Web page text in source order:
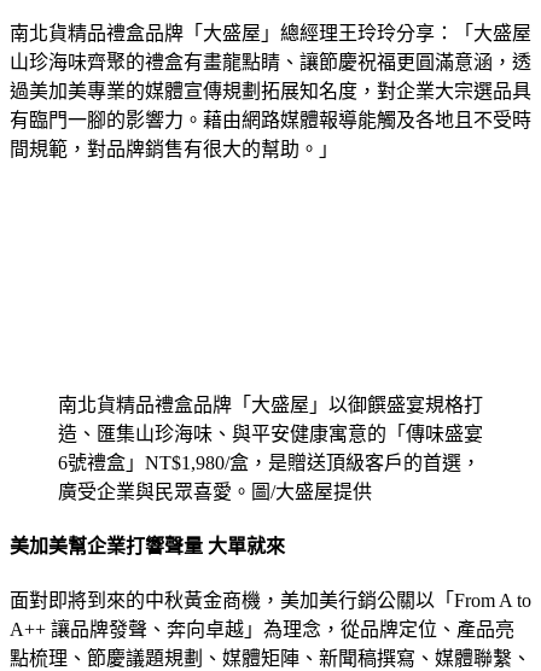
南北貨精品禮盒品牌「大盛屋」總經理王玲玲分享：「大盛屋
山珍海味齊聚的禮盒有畫龍點睛、讓節慶祝福更圓滿意涵，透
過美加美專業的媒體宣傳規劃拓展知名度，對企業大宗選品具
有臨門一腳的影響力。藉由網路媒體報導能觸及各地且不受時
間規範，對品牌銷售有很大的幫助。」
南北貨精品禮盒品牌「大盛屋」以御饌盛宴規格打
造、匯集山珍海味、與平安健康寓意的「傳味盛宴
6號禮盒」NT$1,980/盒，是贈送頂級客戶的首選，
廣受企業與民眾喜愛。圖/大盛屋提供
美加美幫企業打響聲量 大單就來
面對即將到來的中秋黃金商機，美加美行銷公關以「From A to
A++ 讓品牌發聲、奔向卓越」為理念，從品牌定位、產品亮
點梳理、節慶議題規劃、媒體矩陣、新聞稿撰寫、媒體聯繫、